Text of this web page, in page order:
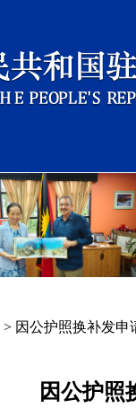
> 因公护照换补发申
因公护照